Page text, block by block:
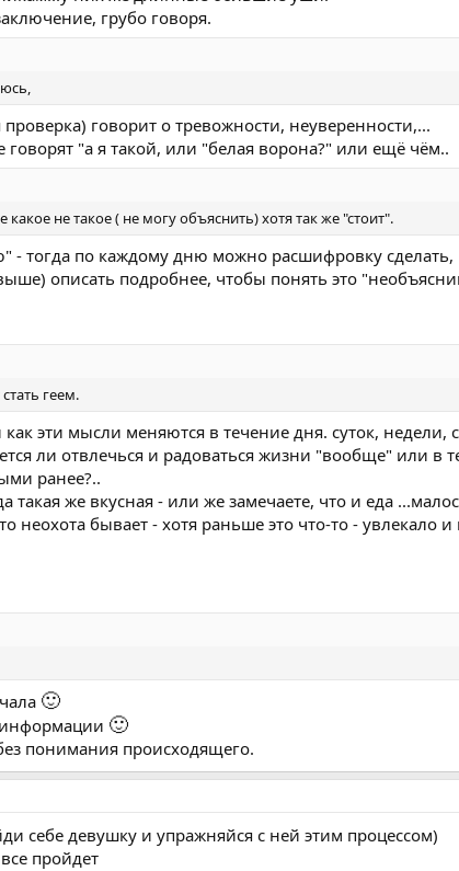
грубо говоря.
говорит о тревожности, неуверенности,...
"а я такой, или "белая ворона?" или ещё чём..
не такое ( не могу объяснить) хотя так же "стоит".
- тогда по каждому дню можно расшифровку сделать,
описать подробнее, чтобы понять это
геем.
эти мысли меняются в течение дня. суток, недели,
ли отвлечься и радоваться жизни "вообще" или в
ранее?..
такая же вкусная - или же замечаете, что и еда
неохота бывает - хотя раньше это что-то - увлекало и
🙂
🙂
понимания происходящего.
себе девушку и упражняйся с ней этим процессом)
пройдет